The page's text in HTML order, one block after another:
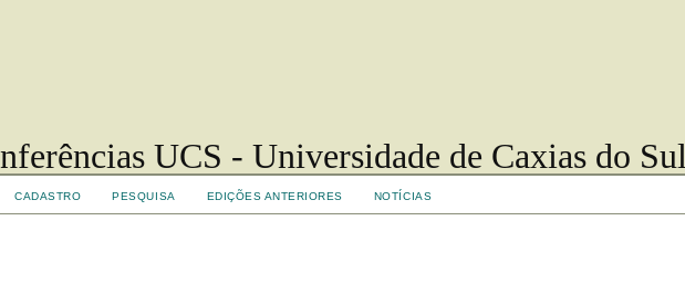
UCS - Universidade de Caxias do Sul
CADASTRO PESQUISA EDIÇÕES ANTERIORES NOTÍCIAS